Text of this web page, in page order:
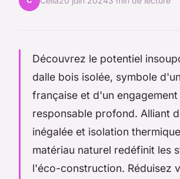
Découvrez le potentiel
dalle bois isolée, symbole
française et d'un
responsable profond. Alliant
inégalée et isolation
matériau naturel redéfinit les
l'éco-construction. Réduisez